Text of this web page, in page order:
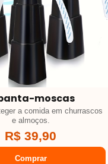
moscas
a comida em churrascos
e almoços.
R$ 39,90
Comprar